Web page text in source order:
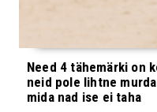
Need 4 tähemärki on
neid pole lihtne
mida nad ise ei taha